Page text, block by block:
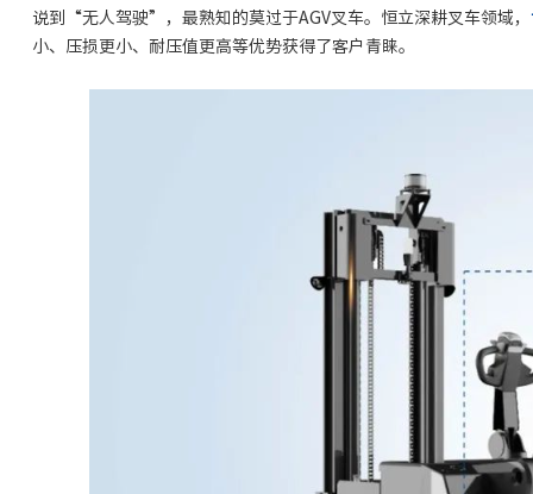
说到“无人驾驶”，最熟知的莫过于AGV叉车。恒立深耕叉车领域，
小、压损更小、耐压值更高等优势获得了客户青睐。